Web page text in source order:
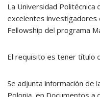
La Universidad Politécnica
excelentes investigadores
Fellowship del programa
El requisito es tener título
Se adjunta información de
Polonia, en Documentos a